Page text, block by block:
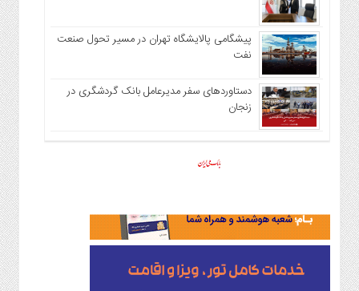
پیشگامی پالایشگاه تهران در مسیر تحول صنعت
نفت
دستاوردهای سفر مدیرعامل بانک گردشگری در
زنجان